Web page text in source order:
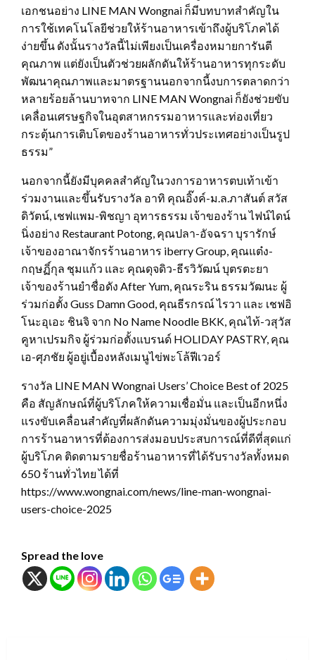
เอกชนอย่าง LINE MAN Wongnai ก็มีบทบาทสำคัญใน
การใช้เทคโนโลยีช่วยให้ร้านอาหารเข้าถึงผู้บริโภคได้
ง่ายขึ้น ดังนั้นรางวัลนี้ไม่เพียงเป็นเครื่องหมายการันตี
คุณภาพ แต่ยังเป็นตัวช่วยผลักดันให้ร้านอาหารทุกระดับ
พัฒนาคุณภาพและมาตรฐานนอกจากนี้งบการตลาดกว่า
หลายร้อยล้านบาทจาก LINE MAN Wongnai ก็ยังช่วยขับ
เคลื่อนเศรษฐกิจในอุตสาหกรรมอาหารและท่องเที่ยว
กระตุ้นการเติบโตของร้านอาหารทั่วประเทศอย่างเป็นรูป
ธรรม”
นอกจากนี้ยังมีบุคคลสำคัญในวงการอาหารตบเท้าเข้า
ร่วมงานและขึ้นรับรางวัล อาทิ คุณอิ๊งค์-ม.ล.ภาสันต์ สวัส
ดิวัตน์, เชฟแพม-พิชญา อุทารธรรม เจ้าของร้าน ไฟน์ไดน์
นิ่งอย่าง Restaurant Potong, คุณปลา-อัจฉรา บุรารักษ์
เจ้าของอาณาจักรร้านอาหาร iberry Group, คุณแต๋ง-
กฤษฏิ์กุล ชุมแก้ว และ คุณดุจดิว-ธีรวิวัฒน์ บุตรตะยา
เจ้าของร้านยำชื่อดัง After Yum, คุณระริน ธรรมวัฒนะ ผู้
ร่วมก่อตั้ง Guss Damn Good, คุณธีรกรณ์ ไรวา และ เชฟอิ
โนะอุเอะ ชินจิ จาก No Name Noodle BKK, คุณไท้-วสุวัส
คูหาเปรมกิจ ผู้ร่วมก่อตั้งแบรนด์ HOLIDAY PASTRY, คุณ
เอ-ศุภชัย ผู้อยู่เบื้องหลังเมนูไข่พะโล้ฟีเวอร์
รางวัล LINE MAN Wongnai Users’ Choice Best of 2025
คือ สัญลักษณ์ที่ผู้บริโภคให้ความเชื่อมั่น และเป็นอีกหนึ่ง
แรงขับเคลื่อนสำคัญที่ผลักดันความมุ่งมั่นของผู้ประกอบ
การร้านอาหารที่ต้องการส่งมอบประสบการณ์ที่ดีที่สุดแก่
ผู้บริโภค ติดตามรายชื่อร้านอาหารที่ได้รับรางวัลทั้งหมด
650 ร้านทั่วไทย ได้ที่
https://www.wongnai.com/news/line-man-wongnai-
users-choice-2025
Spread the love